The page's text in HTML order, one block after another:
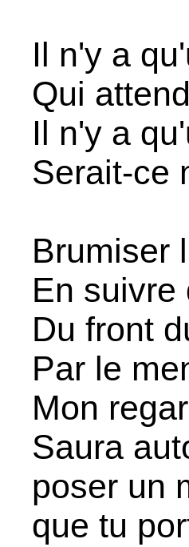
Il n'y a
Qui
Il n'y a
Serait-ce
Brumiser
En suivre
Du front
Par le
Mon
Saura
poser un
que tu